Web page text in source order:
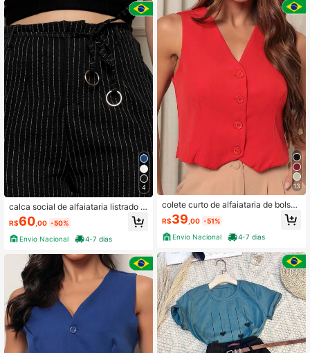
4
calca social de alfaiataria listrado c
om cinto
R$60 ,00 -50%
Envio Nacional
4-7 dias
13
colete curto de alfaiataria de bolso f
also
R$39 ,00 -51%
Envio Nacional
4-7 dias